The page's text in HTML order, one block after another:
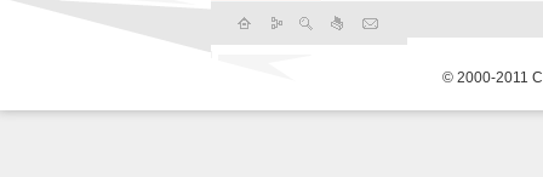
© 2000-2011